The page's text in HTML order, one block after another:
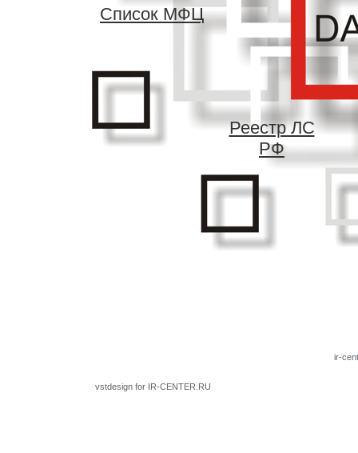
Список МФЦ
Реестр ЛС
РФ
ir-
vstdesign for IR-CENTER.RU